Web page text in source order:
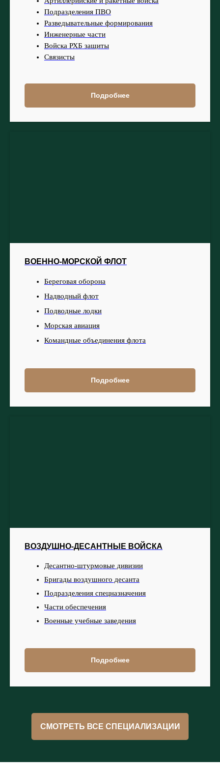
Подразделения ПВО
Разведывательные формирования
Инженерные части
Войска РХБ защиты
Связисты
Подробнее
ВОЕННО-МОРСКОЙ ФЛОТ
Береговая оборона
Надводный флот
Подводные лодки
Морская авиация
Командные объединения флота
Подробнее
ВОЗДУШНО-ДЕСАНТНЫЕ ВОЙСКА
Десантно-штурмовые дивизии
Бригады воздушного десанта
Подразделения спецназначения
Части обеспечения
Военные учебные заведения
Подробнее
СМОТРЕТЬ ВСЕ СПЕЦИАЛИЗАЦИИ